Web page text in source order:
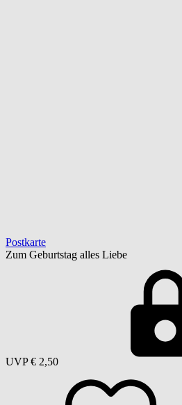
Postkarte
Zum Geburtstag alles Liebe
UVP € 2,50